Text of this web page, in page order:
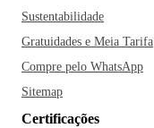
Sustentabilidade
Gratuidades e Meia Tarifa
Compre pelo WhatsApp
Sitemap
Certificações